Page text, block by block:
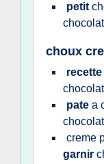
petit
chocolat
choux
recette
chocolat
pate a
chocolat
creme
garnir